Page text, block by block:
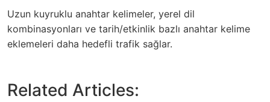
Uzun kuyruklu anahtar kelimeler, yerel dil
kombinasyonları ve tarih/etkinlik bazlı anahtar kelime
eklemeleri daha hedefli trafik sağlar.
Related Articles: